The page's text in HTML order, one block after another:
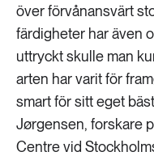
över förvånansvärt
färdigheter har även
uttryckt skulle man
arten har varit för
smart för sitt eget
Jørgensen, forskare
Centre vid